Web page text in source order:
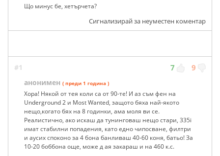
Що минус бе, хетърчета?
Сигнализирай за неуместен коментар
#1 7 9
анонимен ( преди 1 година )
Хора! Някой от тея коли са от 90-те! И аз съм фен на
Underground 2 и Most Wanted, защото бяха най-якото
нещо,когато бях на 8 годинки, ама моля ви се.
Реалистично, ако искаш да тунинговаш нещо стари, 335i
имат стабилни попадения, като едно чипосване, филтри
и аусих споконо за 4 бона банливаш 40-60 коня, батьо! За
10-20 боббона още, може д ая закараш и на 460 к.с.